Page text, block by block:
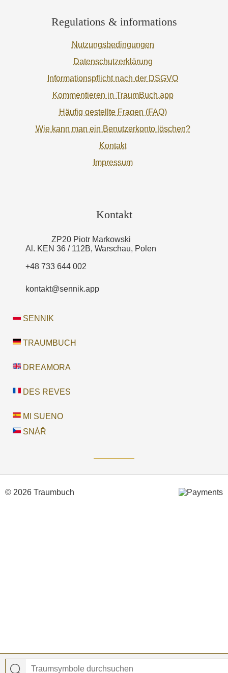
Regulations & informations
Nutzungsbedingungen
Datenschutzerklärung
Informationspflicht nach der DSGVO
Kommentieren in TraumBuch.app
Häufig gestellte Fragen (FAQ)
Wie kann man ein Benutzerkonto löschen?
Kontakt
Impressum
Kontakt
ZP20 Piotr Markowski
Al. KEN 36 / 112B, Warschau, Polen
+48 733 644 002
kontakt@sennik.app
SENNIK
TRAUMBUCH
DREAMORA
DES REVES
MI SUENO
SNÁŘ
© 2026 Traumbuch